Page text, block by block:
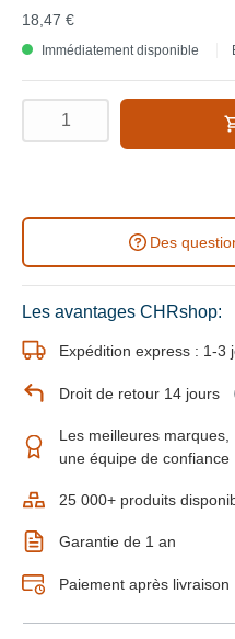
18,47 €
Immédiatement disponible
Des
Les avantages CHRshop:
Expédition express : 1-3
Droit de retour 14 jours
Les meilleures marques,
une équipe de confiance
25 000+ produits
Garantie de 1 an
Paiement après livraison